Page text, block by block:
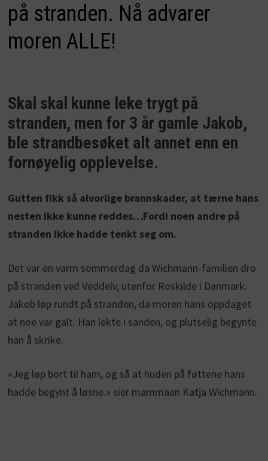
på stranden. Nå advarer
moren ALLE!
Skal skal kunne leke trygt på
stranden, men for 3 år gamle Jakob,
ble strandbesøket alt annet enn en
fornøyelig opplevelse.
Gutten fikk så alvorlige brannskader, at tærne hans
nesten ikke kunne reddes…Fordi noen andre på
stranden ikke hadde tenkt seg om.
Det var en varm sommerdag da Wichmann-familien dro
på stranden ved Veddelv, utenfor Roskilde i Danmark.
Jakob løp rundt på stranden, da moren hans oppdaget
at noe var galt. Han lekte i sanden, og plutselig begynte
han å skrike.
«Jeg løp bort til ham, og så at huden på føttene hans
hadde begynt å løsne.» sier mammaen Katja Wichmann.